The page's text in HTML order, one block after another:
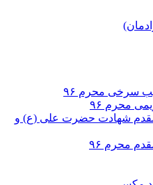
سرخی محرم ۹۶
محرم ۹۶
مقدم شهادت حضرت علی (ع) و
محرم ۹۶